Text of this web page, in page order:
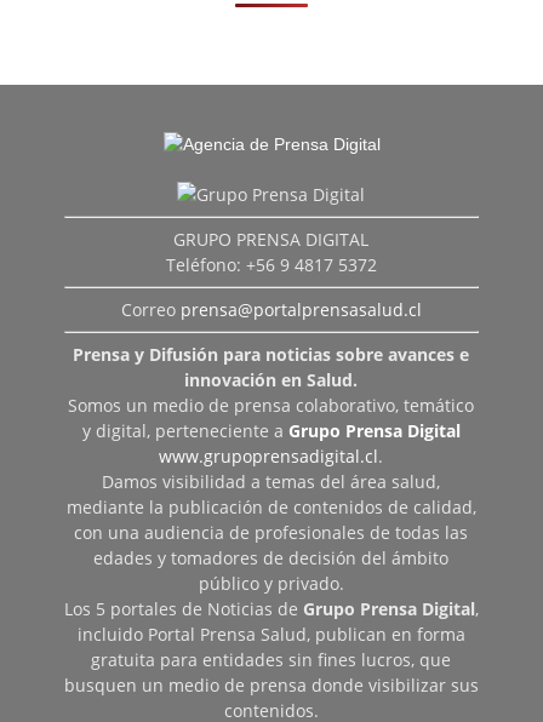
GRUPO PRENSA DIGITAL
Teléfono: +56 9 4817 5372
Correo prensa@portalprensasalud.cl
Prensa y Difusión para noticias sobre avances e
innovación en Salud.
Somos un medio de prensa colaborativo, temático
y digital, perteneciente a Grupo Prensa Digital
www.grupoprensadigital.cl.
Damos visibilidad a temas del área salud,
mediante la publicación de contenidos de calidad,
con una audiencia de profesionales de todas las
edades y tomadores de decisión del ámbito
público y privado.
Los 5 portales de Noticias de Grupo Prensa Digital,
incluido Portal Prensa Salud, publican en forma
gratuita para entidades sin fines lucros, que
busquen un medio de prensa donde visibilizar sus
contenidos.